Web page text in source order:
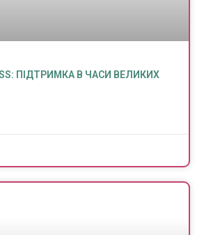
ПІДТРИМКА В ЧАСИ ВЕЛИКИХ